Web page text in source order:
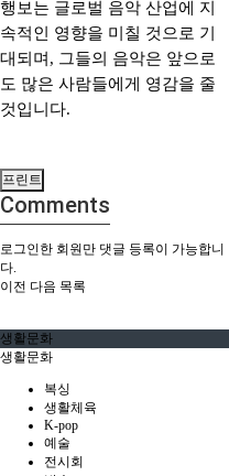
행보는 글로벌 음악 산업에 지
속적인 영향을 미칠 것으로 기
대되며, 그들의 음악은 앞으로
도 많은 사람들에게 영감을 줄
것입니다.
프린트
Comments
로그인한 회원만 댓글 등록이 가능합니
다.
이전 다음 목록
생활문화
생활문화
복싱
생활체육
K-pop
예술
전시회